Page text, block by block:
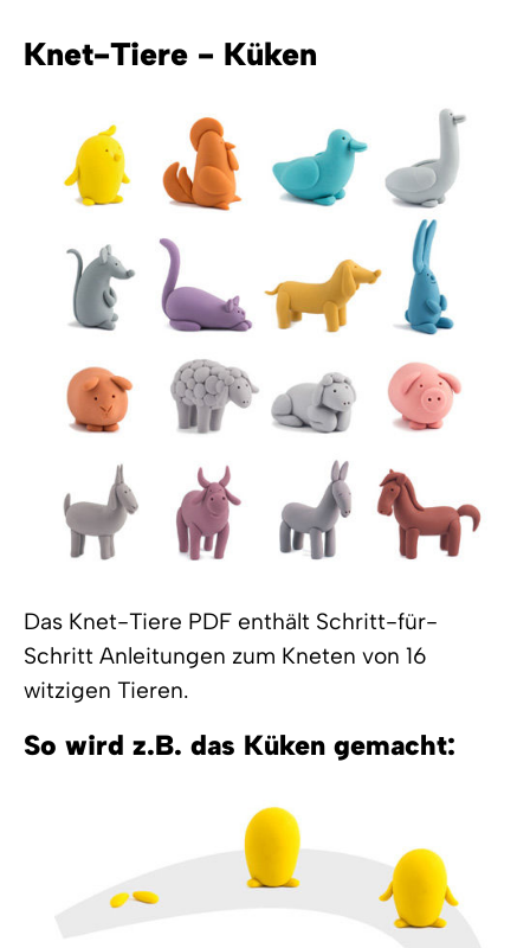
Knet-Tiere - Küken
Das Knet-Tiere PDF enthält Schritt-für-
Schritt Anleitungen zum Kneten von 16
witzigen Tieren.
So wird z.B. das Küken gemacht: